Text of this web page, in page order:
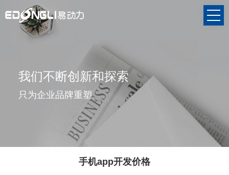
我们不断创新和探索
只为企业品牌重塑
手机app开发价格